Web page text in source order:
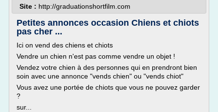
Site : http://graduationshortfilm.com
Petites annonces occasion Chiens et chiots
pas cher ...
Ici on vend des chiens et chiots
Vendre un chien n'est pas comme vendre un objet !
Vendez votre chien à des personnes qui en prendront bien
soin avec une annonce "vends chien" ou "vends chiot"
Vous avez une portée de chiots que vous ne pouvez garder
?
sur...